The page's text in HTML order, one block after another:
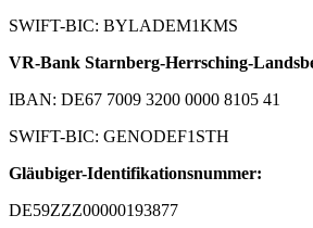
SWIFT-BIC: BYLADEM1KMS
VR-Bank Starnberg-Herrsching-
IBAN: DE67 7009 3200 0000 8105 41
SWIFT-BIC: GENODEF1STH
Gläubiger-Identifikationsnummer:
DE59ZZZ00000193877